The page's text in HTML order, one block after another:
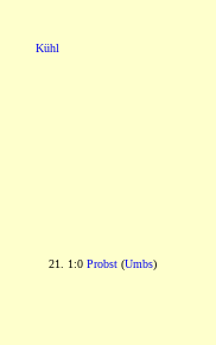
Kühl
21. 1:0 Probst (Umbs)